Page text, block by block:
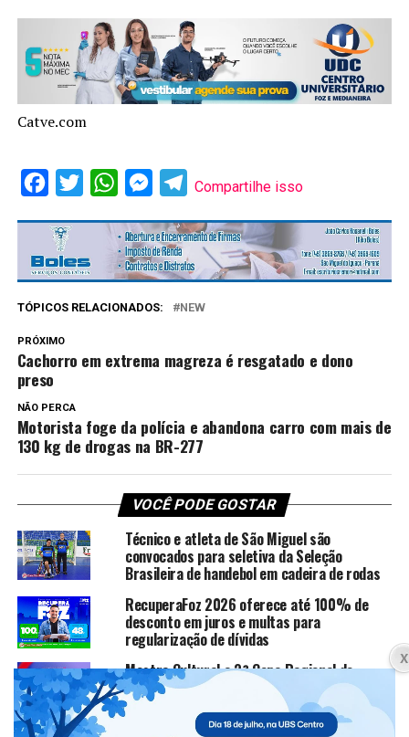
Catve.com
Facebook
Twitter WhatsAppMessenger
Telegram
Compartilhe isso
TÓPICOS RELACIONADOS: NEW
PRÓXIMO
Cachorro em extrema magreza é resgatado e dono
preso
NÃO PERCA
Motorista foge da polícia e abandona carro com mais de
130 kg de drogas na BR-277
VOCÊ PODE GOSTAR
Técnico e atleta de São Miguel são
convocados para seletiva da Seleção
Brasileira de handebol em cadeira de rodas
RecuperaFoz 2026 oferece até 100% de
desconto em juros e multas para
regularização de dívidas
Mostra Cultural e 3ª Copa Regional do
Iguaçu de Ginástica Rítmica serão
realizadas em São Miguel do Iguaçu